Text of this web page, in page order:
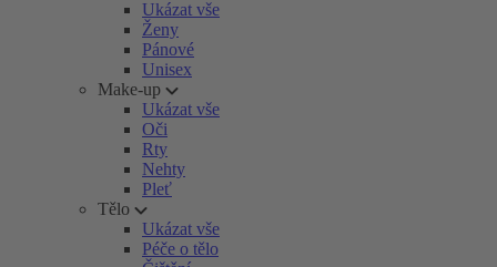
Ukázat vše
Ženy
Pánové
Unisex
Make-up
Ukázat vše
Oči
Rty
Nehty
Pleť
Tělo
Ukázat vše
Péče o tělo